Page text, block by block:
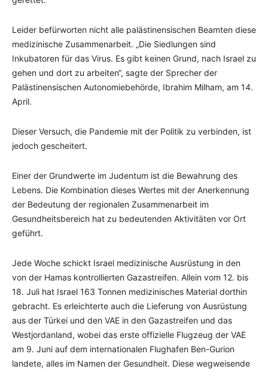
Leider befürworten nicht alle palästinensischen Beamten diese
medizinische Zusammenarbeit. „Die Siedlungen sind
Inkubatoren für das Virus. Es gibt keinen Grund, nach Israel zu
gehen und dort zu arbeiten“, sagte der Sprecher der
Palästinensischen Autonomiebehörde, Ibrahim Milham, am 14.
April.
Dieser Versuch, die Pandemie mit der Politik zu verbinden, ist
jedoch gescheitert.
Einer der Grundwerte im Judentum ist die Bewahrung des
Lebens. Die Kombination dieses Wertes mit der Anerkennung
der Bedeutung der regionalen Zusammenarbeit im
Gesundheitsbereich hat zu bedeutenden Aktivitäten vor Ort
geführt.
Jede Woche schickt Israel medizinische Ausrüstung in den
von der Hamas kontrollierten Gazastreifen. Allein vom 12. bis
18. Juli hat Israel 163 Tonnen medizinisches Material dorthin
gebracht. Es erleichterte auch die Lieferung von Ausrüstung
aus der Türkei und den VAE in den Gazastreifen und das
Westjordanland, wobei das erste offizielle Flugzeug der VAE
am 9. Juni auf dem internationalen Flughafen Ben-Gurion
landete, alles im Namen der Gesundheit. Diese wegweisende